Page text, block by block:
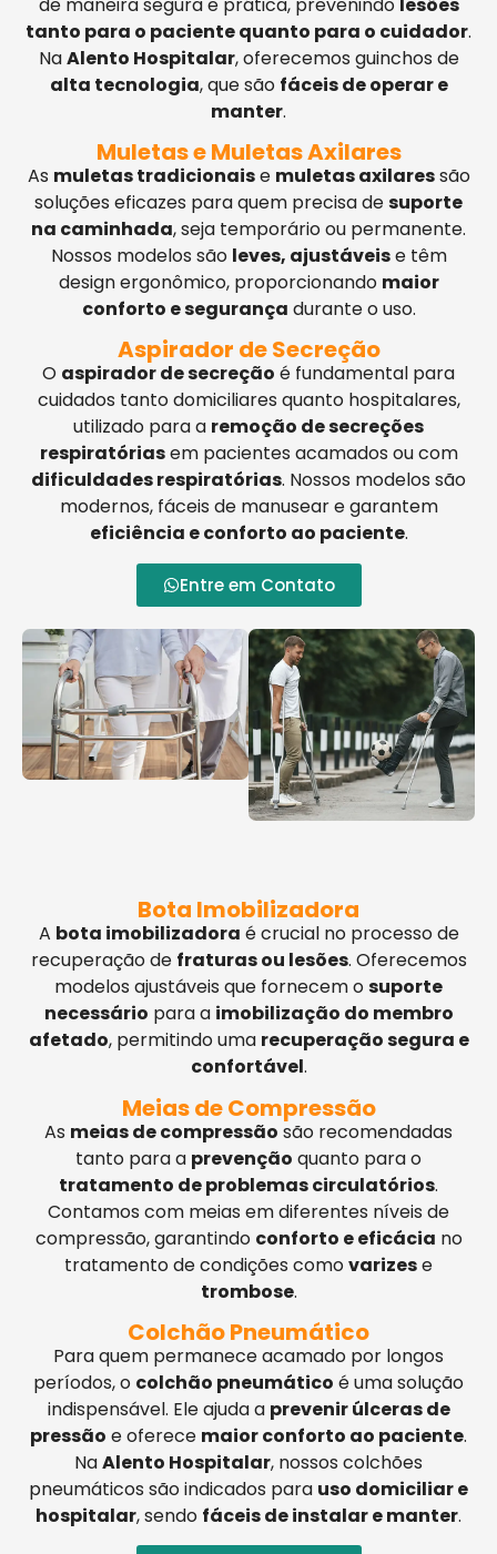
tanto para o paciente quanto para o cuidador.
NaAlento Hospitalar, oferecemos guinchos de
alta tecnologia, que são fáceis de operar e
manter.
Muletas e Muletas Axilares
As muletas tradicionaise muletas axilaressão
soluções eficazes para quem precisa desuporte
na caminhada, seja temporário ou permanente.
Nossos modelos são leves, ajustáveise têm
design ergonômico, proporcionando maior
conforto e segurança durante o uso.
Aspirador de Secreção
O aspirador de secreção é fundamental para
cuidados tanto domiciliares quanto hospitalares,
utilizado para a remoção de secreções
respiratóriasem pacientes acamados ou com
dificuldades respiratórias. Nossos modelos são
modernos, fáceis de manusear e garantem
eficiência e conforto ao paciente.
Entre em Contato
Bota Imobilizadora
A bota imobilizadora é crucial no processo de
recuperação de fraturas ou lesões. Oferecemos
modelos ajustáveis que fornecem osuporte
necessário para a imobilização do membro
afetado, permitindo uma recuperação segura e
confortável.
Meias de Compressão
As meias de compressão são recomendadas
tanto para a prevenção quanto para o
tratamento de problemas circulatórios.
Contamos com meias em diferentes níveis de
compressão, garantindo conforto e eficácia no
tratamento de condições comovarizese
trombose.
Colchão Pneumático
Para quem permanece acamado por longos
períodos, o colchão pneumático é uma solução
indispensável. Ele ajuda a prevenir úlceras de
pressão e oferece maior conforto ao paciente.
NaAlento Hospitalar, nossos colchões
pneumáticos são indicados para uso domiciliar e
hospitalar, sendo fáceis de instalar e manter.